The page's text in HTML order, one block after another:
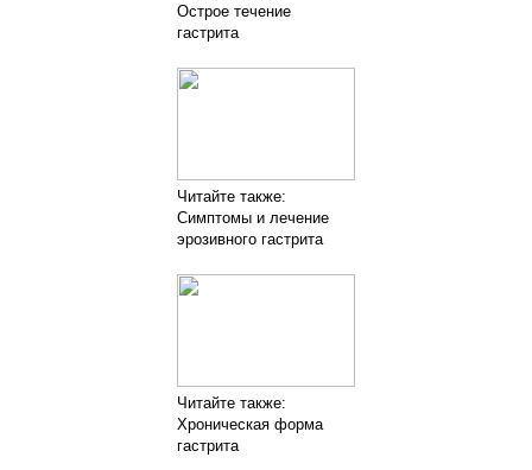
Острое течение
гастрита
Читайте также:
Симптомы и лечение
эрозивного гастрита
Читайте также:
Хроническая форма
гастрита